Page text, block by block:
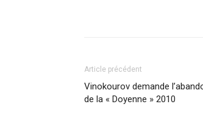
Article précédent
Vinokourov demande
de la « Doyenne » 2010